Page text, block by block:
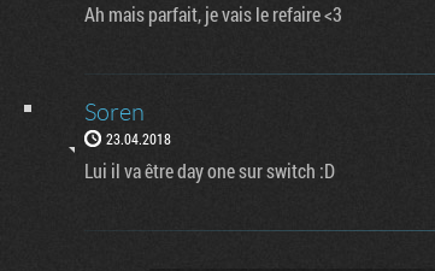
Ah mais parfait, je vais le refaire <3
Soren
23.04.2018
Lui il va être day one sur switch :D